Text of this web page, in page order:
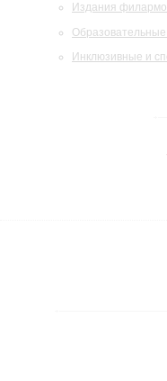
Издания
Инклюзивные и